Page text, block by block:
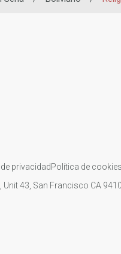
privacidadPolítica de cookies
43, San Francisco CA